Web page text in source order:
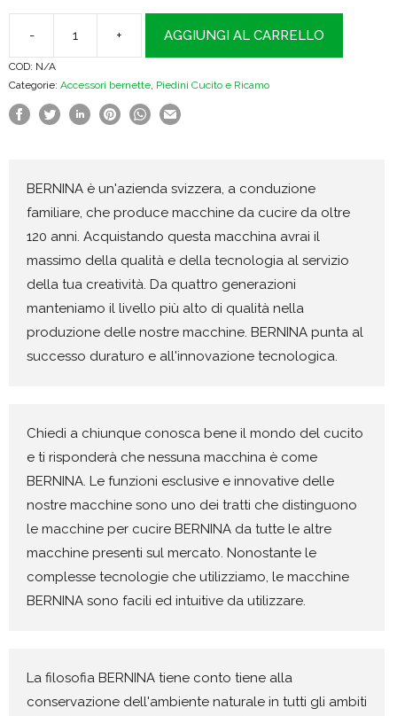
-
per
attaccare
+ AGGIUNGI AL CARRELLO
COD: N/A
Categorie: Accessori bernette, Piedini Cucito e Ricamo
BERNINA è un'azienda svizzera, a conduzione
familiare, che produce macchine da cucire da oltre
120 anni. Acquistando questa macchina avrai il
massimo della qualità e della tecnologia al servizio
della tua creatività. Da quattro generazioni
manteniamo il livello più alto di qualità nella
produzione delle nostre macchine. BERNINA punta al
successo duraturo e all'innovazione tecnologica.
Chiedi a chiunque conosca bene il mondo del cucito
e ti risponderà che nessuna macchina è come
BERNINA. Le funzioni esclusive e innovative delle
nostre macchine sono uno dei tratti che distinguono
le macchine per cucire BERNINA da tutte le altre
macchine presenti sul mercato. Nonostante le
complesse tecnologie che utilizziamo, le macchine
BERNINA sono facili ed intuitive da utilizzare.
La filosofia BERNINA tiene conto tiene alla
conservazione dell'ambiente naturale in tutti gli ambiti